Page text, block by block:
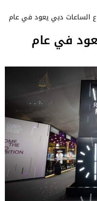
الساعات دبي يعود في عام
في عام